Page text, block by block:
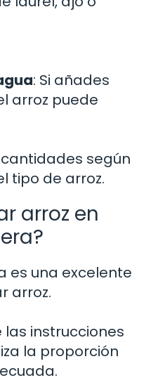
: Si añades
arroz puede
según
tipo de arroz.
arroz en
es una excelente
arroz.
instrucciones
la proporción